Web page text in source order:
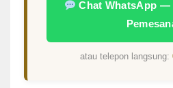
Chat WhatsApp —
atau telepon langsung: